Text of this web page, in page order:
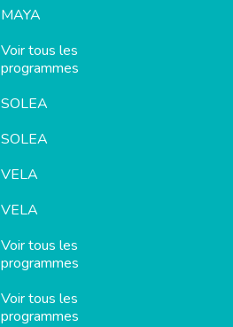
MAYA
Voir tous les
programmes
SOLEA
SOLEA
VELA
VELA
Voir tous les
programmes
Voir tous les
programmes